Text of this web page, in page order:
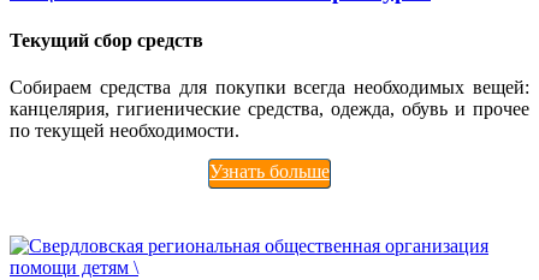
Текущий сбор средств
Собираем средства для покупки всегда необходимых вещей:
канцелярия, гигиенические средства, одежда, обувь и прочее
по текущей необходимости.
Узнать больше